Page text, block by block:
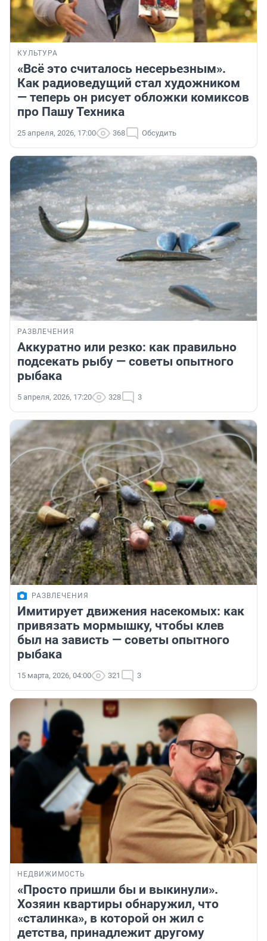
КУЛЬТУРА
«Всё это считалось несерьезным».
Как радиоведущий стал художником
— теперь он рисует обложки комиксов
про Пашу Техника
25 апреля, 2026, 17:00 368 Обсудить
РАЗВЛЕЧЕНИЯ
Аккуратно или резко: как правильно
подсекать рыбу — советы опытного
рыбака
5 апреля, 2026, 17:20 328 3
РАЗВЛЕЧЕНИЯ
Имитирует движения насекомых: как
привязать мормышку, чтобы клев
был на зависть — советы опытного
рыбака
15 марта, 2026, 04:00 321 3
НЕДВИЖИМОСТЬ
«Просто пришли бы и выкинули».
Хозяин квартиры обнаружил, что
«сталинка», в которой он жил с
детства, принадлежит другому